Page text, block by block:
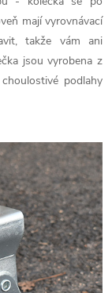
mají vyrovnávací
takže vám ani
jsou vyrobena z
podlahy